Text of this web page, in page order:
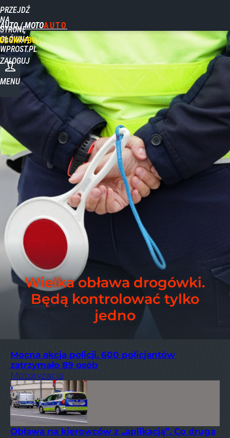
PRZEJDŹ
NA
STRONĘ
GŁÓWNĄ
WPROST.PL
AUTO / MOTO
ZALOGUJ
MENU
Wielka obława drogówki.
Będą kontrolować tylko
jedno
Mocna akcja policji. 600 policjantów
zatrzymało 89 osób
Motoryzacja
Obława na kierowców z „aplikacją”. Co druga